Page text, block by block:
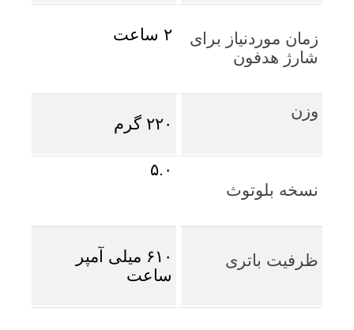
زمان موردنیاز برای
شارژ هدفون
۲ ساعت
وزن
۲۲۰ گرم
نسخه بلوتوث
۵.۰
ظرفیت باتری
۶۱۰ میلی آمپر
ساعت